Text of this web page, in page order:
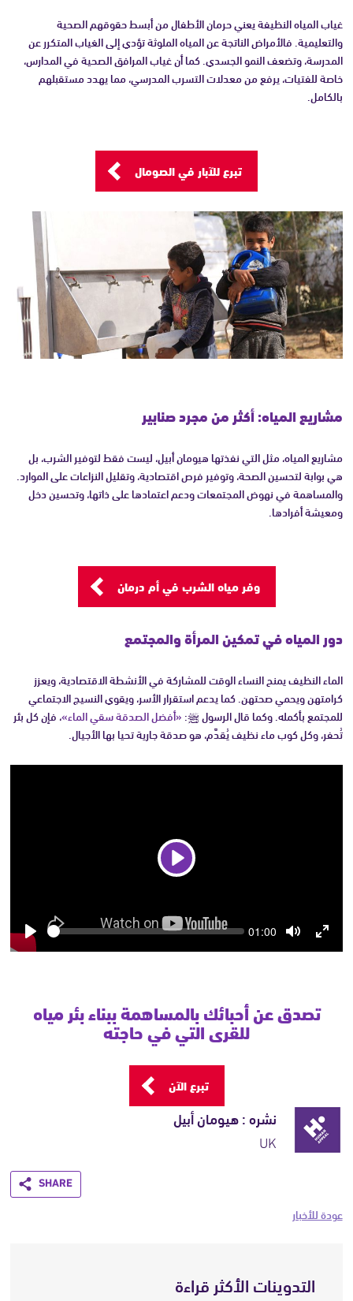
غياب المياه النظيفة يعني حرمان الأطفال من أبسط حقوقهم الصحية
والتعليمية. فالأمراض الناتجة عن المياه الملوثة تؤدي إلى الغياب المتكرر عن
المدرسة، وتضعف النمو الجسدي. كما أن غياب المرافق الصحية في المدارس،
خاصة للفتيات، يرفع من معدلات التسرب المدرسي، مما يهدد مستقبلهم
بالكامل.
تبرع للآبار في الصومال
مشاريع المياه: أكثر من مجرد صنابير
مشاريع المياه، مثل التي نفذتها هيومان أبيل، ليست فقط لتوفير الشرب، بل
هي بوابة لتحسين الصحة، وتوفير فرص اقتصادية، وتقليل النزاعات على الموارد.
والمساهمة في نهوض المجتمعات ودعم اعتمادها على ذاتها، وتحسين دخل
ومعيشة أفرادها.
وفر مياه الشرب في أم درمان
دور المياه في تمكين المرأة والمجتمع
الماء النظيف يمنح النساء الوقت للمشاركة في الأنشطة الاقتصادية، ويعزز
كرامتهن ويحمي صحتهن. كما يدعم استقرار الأسر، ويقوي النسيج الاجتماعي
للمجتمع بأكمله. وكما قال الرسول ﷺ:«أفضل الصدقة سقي الماء»، فإن كل بئر
تُحفر، وكل كوب ماء نظيف يُقدَّم، هو صدقة جارية تحيا بها الأجيال.
Play
Play
Seek Current
01:00
تصدق عن أحبائك بالمساهمة ببناء بئر مياه
للقرى التي في حاجته
تبرع الآن
نشره : هيومان أبيل
UK
Share
عودة للأخبار
التدوينات الأكثر قراءة